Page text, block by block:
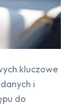
kluczowe
i
do